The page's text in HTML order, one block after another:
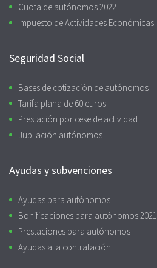
Cuota de autónomos 2022
Impuesto de Actividades Económicas
Seguridad Social
Bases de cotización de autónomos
Tarifa plana de 60 euros
Prestación por cese de actividad
Jubilación autónomos
Ayudas y subvenciones
Ayudas para autónomos
Bonificaciones para autónomos 2021
Prestaciones para autónomos
Ayudas a la contratación